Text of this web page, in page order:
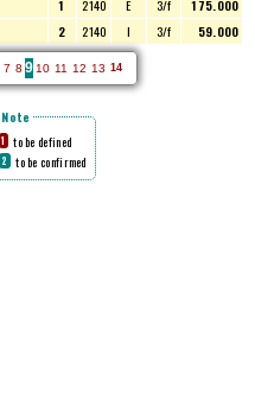
1 2140 E 3/f
175.000
2 2140 I 3/f 59.000
7 8 9 10 11 12 13 14
Note
1 to be defined
2 to be confirmed